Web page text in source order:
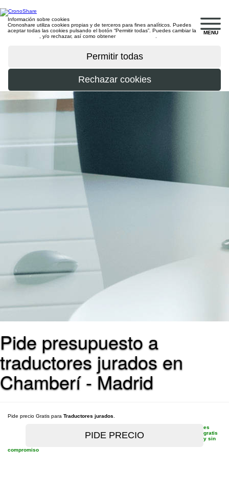
MENU
Información sobre cookies
Cronoshare utiliza cookies propias y de terceros para fines analíticos. Puedes
aceptar todas las cookies pulsando el botón “Permitir todas”. Puedes cambiar la
, y/o rechazar, así como obtener
Pide presupuesto a
traductores jurados en
Chamberí - Madrid
Pide precio Gratis para Traductores jurados
es
gratis
y sin
compromiso